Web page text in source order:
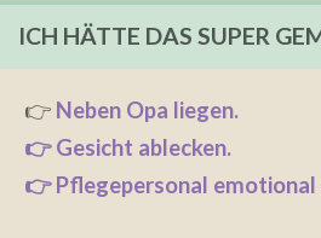
ICH HÄTTE DAS SUPER
👉 Neben Opa liegen.
👉 Gesicht ablecken.
👉 Pflegepersonal emotional